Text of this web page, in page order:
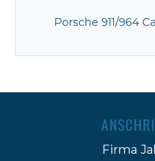
Porsche 911/964
Firma